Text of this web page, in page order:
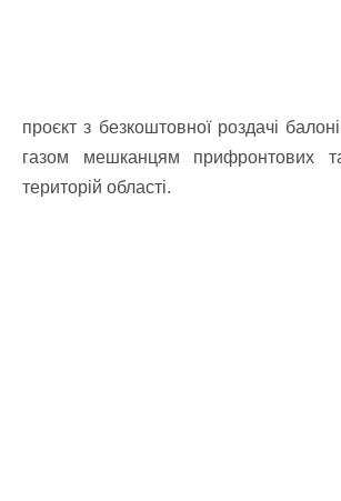
проєкт з безкоштовної роздачі
газом мешканцям прифронтових
територій області.